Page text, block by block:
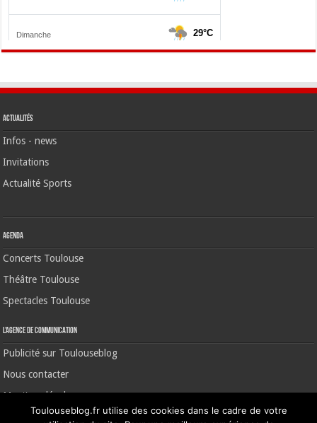
Actualités
Infos - news
Invitations
Actualité Sports
Agenda
Concerts Toulouse
Théâtre Toulouse
Spectacles Toulouse
L’agence de communication
Publicité sur Toulouseblog
Nous contacter
Mentions légales
Toulouseblog.fr utilise des cookies dans le cadre de votre